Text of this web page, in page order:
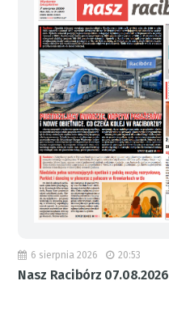
6 sierpnia 2026 20:53
Nasz Racibórz 07.08.2026